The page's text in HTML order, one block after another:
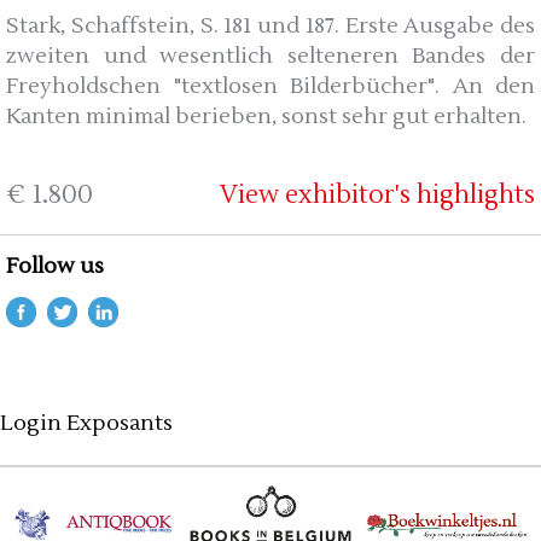
Stark, Schaffstein, S. 181 und 187. Erste Ausgabe des
zweiten und wesentlich selteneren Bandes der
Freyholdschen "textlosen Bilderbücher". An den
Kanten minimal berieben, sonst sehr gut erhalten.
€ 1.800 View exhibitor's highlights
Follow us
Login Exposants